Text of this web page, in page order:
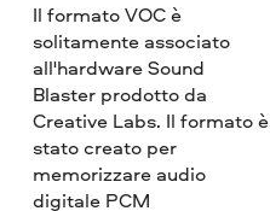
Il formato VOC è
solitamente associato
all'hardware Sound
Blaster prodotto da
Creative Labs. Il formato è
stato creato per
memorizzare audio
digitale PCM